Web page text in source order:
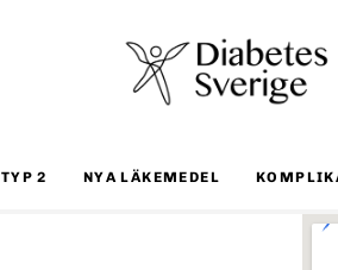
TYP 2 NYA LÄKEMEDEL